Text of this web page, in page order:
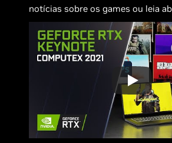
notícias sobre os games ou leia